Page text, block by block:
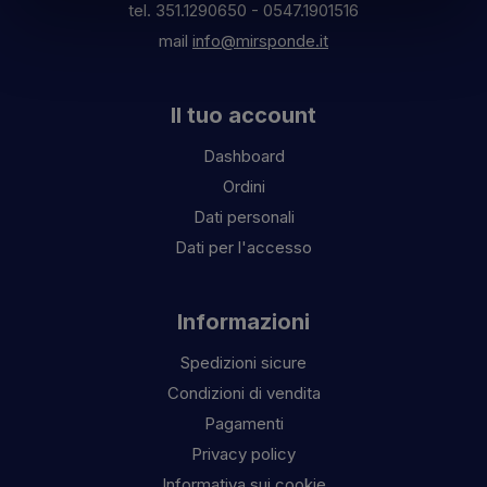
tel. 351.1290650 - 0547.1901516
mail info@mirsponde.it
Il tuo account
Dashboard
Ordini
Dati personali
Dati per l'accesso
Informazioni
Spedizioni sicure
Condizioni di vendita
Pagamenti
Privacy policy